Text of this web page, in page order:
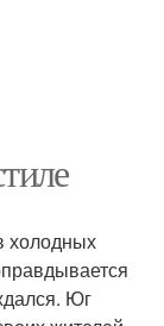
холодных
Юг